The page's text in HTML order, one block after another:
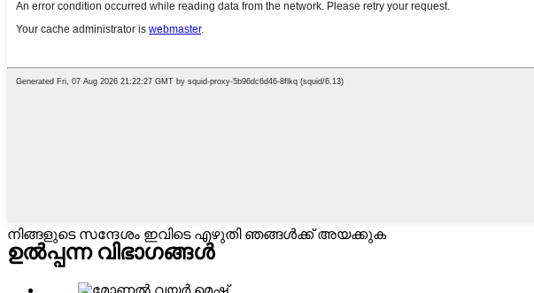
നിങ്ങളുടെ സന്ദേശം ഇവിടെ എഴുതി ഞങ്ങൾക്ക് അയക്കുക
ഉൽപ്പന്ന വിഭാഗങ്ങൾ